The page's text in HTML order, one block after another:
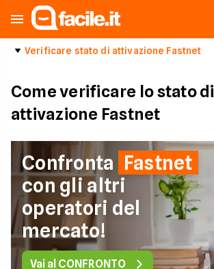
Verificare stato di attivazione Fastnet
Come verificare lo stato di
attivazione Fastnet
Confronta Fastnet
con gli altri
operatori del
mercato!
Vai al CONFRONTO